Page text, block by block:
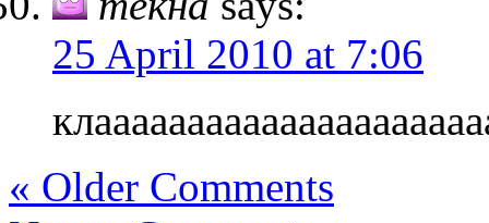
25 April 2010 at 7:06
« Older Comments